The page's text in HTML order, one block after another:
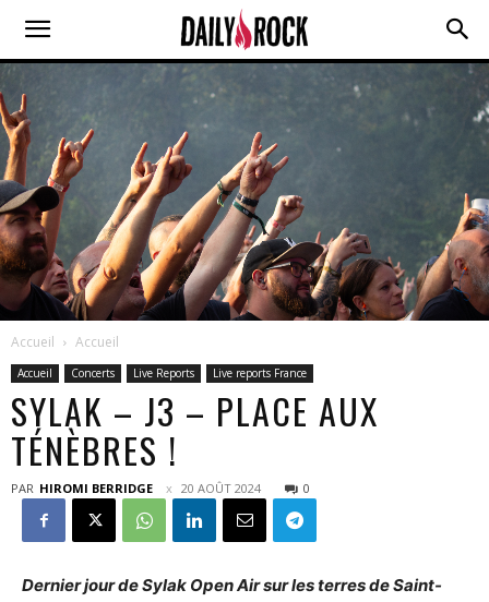
Accueil Accueil
Accueil Concerts Live Reports Live reports France
SYLAK – J3 – PLACE AUX
TÉNÈBRES !
PAR HIROMI BERRIDGE 20 AOÛT 2024 0
Dernier jour de Sylak Open Air sur les terres de Saint-